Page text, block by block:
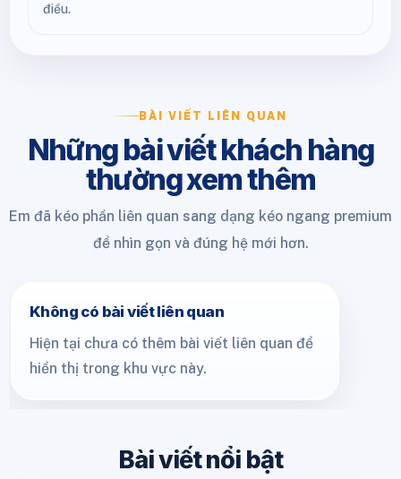
điều.
BÀI VIẾT LIÊN QUAN
Những bài viết khách hàng
thường xem thêm
Em đã kéo phần liên quan sang dạng kéo ngang premium
để nhìn gọn và đúng hệ mới hơn.
Không có bài viết liên quan
Hiện tại chưa có thêm bài viết liên quan để
hiển thị trong khu vực này.
Bài viết nổi bật